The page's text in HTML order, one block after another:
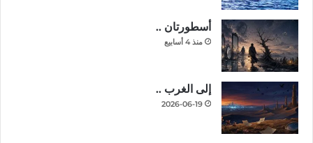
أسطورتان ..
منذ 4 أسابيع
إلى الغرب ..
2026-06-19